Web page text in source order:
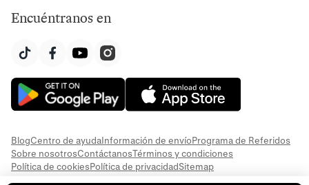
Encuéntranos en
BlogCentro de ayudaInformación de envíoPrograma de Referidos
Sobre nosotrosContáctanosTérminos y condiciones
Política de cookiesPolítica de privacidadSitemap